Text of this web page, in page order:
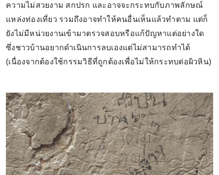
ความไม่สวยงาม สกปรก และอาจจะกระทบกับภาพลักษณ์
แหล่งท่องเที่ยว รวมถึงอาจทำให้คนอื่นเห็นแล้วทำตาม แต่ก็
ยังไม่มีหน่วยงานเข้ามาตรวจสอบหรือแก้ปัญหาแต่อย่างใด
ซึ่งชาวบ้านอยากดำเนินการลบเองแต่ไม่สามารถทำได้
(เนื่องจากต้องใช้กรรมวิธีที่ถูกต้องเพื่อไม่ให้กระทบต่อผิวหิน)